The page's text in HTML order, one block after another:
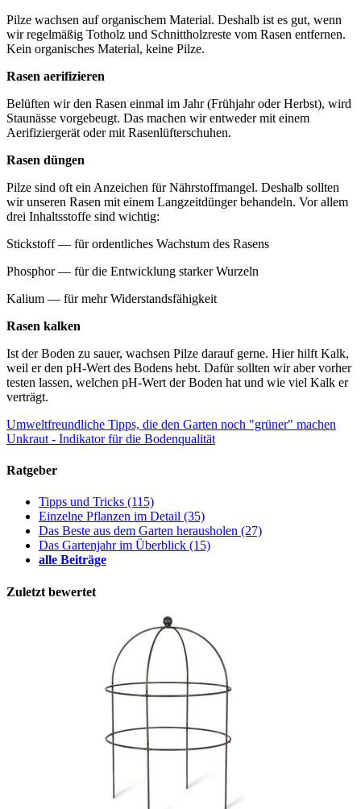
Pilze wachsen auf organischem Material. Deshalb ist es gut, wenn
wir regelmäßig Totholz und Schnittholzreste vom Rasen entfernen.
Kein organisches Material, keine Pilze.
Rasen aerifizieren
Belüften wir den Rasen einmal im Jahr (Frühjahr oder Herbst), wird
Staunässe vorgebeugt. Das machen wir entweder mit einem
Aerifiziergerät oder mit Rasenlüfterschuhen.
Rasen düngen
Pilze sind oft ein Anzeichen für Nährstoffmangel. Deshalb sollten
wir unseren Rasen mit einem Langzeitdünger behandeln. Vor allem
drei Inhaltsstoffe sind wichtig:
Stickstoff — für ordentliches Wachstum des Rasens
Phosphor — für die Entwicklung starker Wurzeln
Kalium — für mehr Widerstandsfähigkeit
Rasen kalken
Ist der Boden zu sauer, wachsen Pilze darauf gerne. Hier hilft Kalk,
weil er den pH-Wert des Bodens hebt. Dafür sollten wir aber vorher
testen lassen, welchen pH-Wert der Boden hat und wie viel Kalk er
verträgt.
Umweltfreundliche Tipps, die den Garten noch "grüner" machen
Unkraut - Indikator für die Bodenqualität
Ratgeber
Tipps und Tricks (115)
Einzelne Pflanzen im Detail (35)
Das Beste aus dem Garten herausholen (27)
Das Gartenjahr im Überblick (15)
alle Beiträge
Zuletzt bewertet